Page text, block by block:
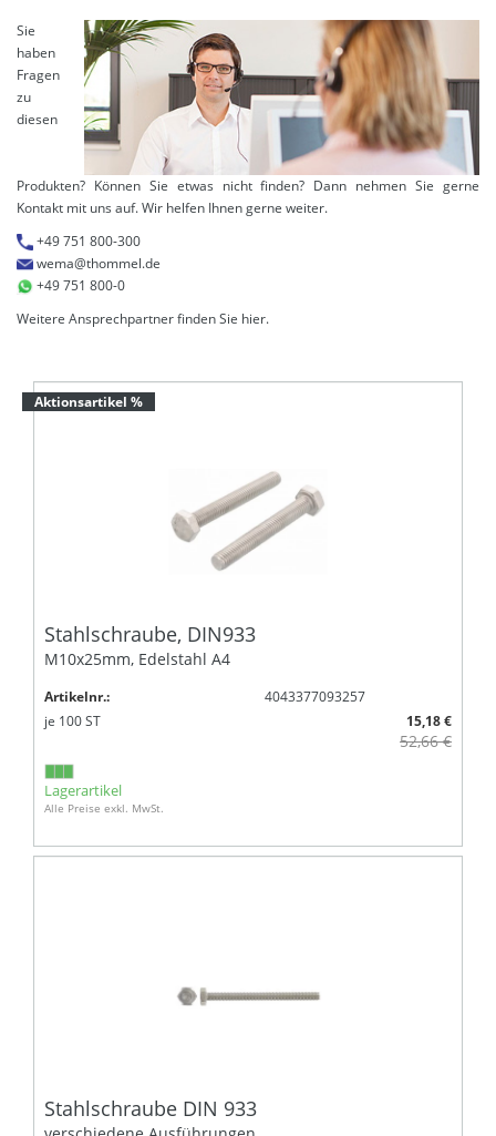
Sie
haben
Fragen
zu
diesen
Produkten? Können Sie etwas nicht finden? Dann nehmen Sie gerne
Kontakt mit uns auf. Wir helfen Ihnen gerne weiter.
+49 751 800-300
wema@thommel.de
+49 751 800-0
Weitere Ansprechpartner finden Sie hier.
Aktionsartikel %
Stahlschraube, DIN933
M10x25mm, Edelstahl A4
Artikelnr.:
4043377093257
je 100ST 15,18 €
52,66 €
Lagerartikel
Alle Preise exkl. MwSt.
Stahlschraube DIN 933